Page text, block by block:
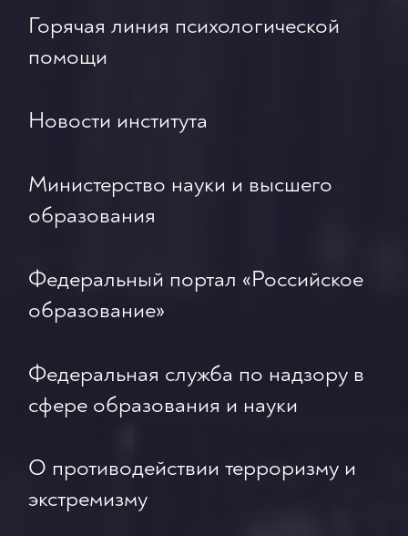
Горячая линия психологической
помощи
Новости института
Министерство науки и высшего
образования
Федеральный портал «Российское
образование»
Федеральная служба по надзору в
сфере образования и науки
О противодействии терроризму и
экстремизму